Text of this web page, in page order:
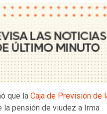
que la Caja de Previsión de
la pensión de viudez a Irma